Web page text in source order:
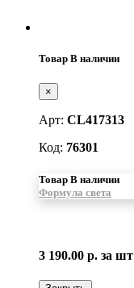
Товар В наличии
×
Арт: CL417313
Код: 76301
Товар В наличии
Формула света
3 190.00 р. за шт